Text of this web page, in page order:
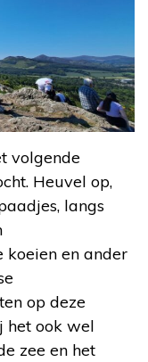
volgende
Heuvel op,
langs
en ander
op deze
het ook wel
zee en het